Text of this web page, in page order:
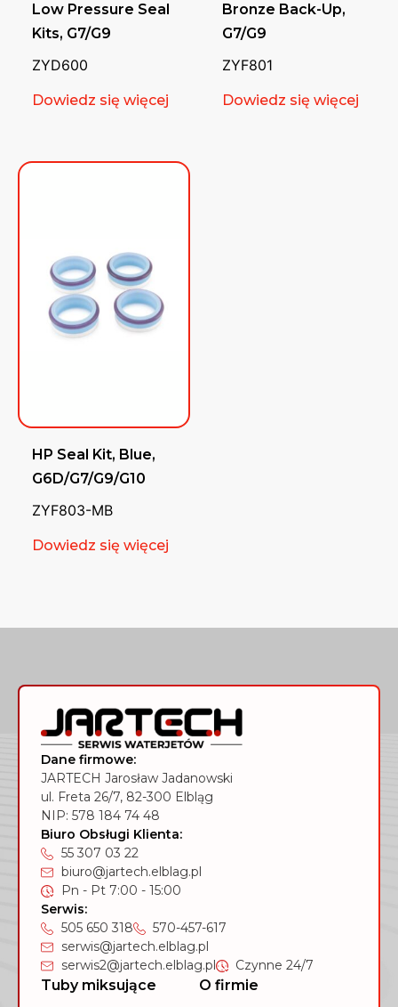
Low Pressure Seal
Kits, G7/G9
ZYD600
Dowiedz się więcej
Bronze Back-Up,
G7/G9
ZYF801
Dowiedz się więcej
HP Seal Kit, Blue,
G6D/G7/G9/G10
ZYF803-MB
Dowiedz się więcej
Dane firmowe:
JARTECH Jarosław Jadanowski
ul. Freta 26/7, 82-300 Elbląg
NIP: 578 184 74 48
Biuro Obsługi Klienta:
55 307 03 22
biuro@jartech.elblag.pl
Pn - Pt 7:00 - 15:00
Serwis:
505 650 318
570-457-617
serwis@jartech.elblag.pl
serwis2@jartech.elblag.pl
Czynne 24/7
Tuby miksujące O firmie